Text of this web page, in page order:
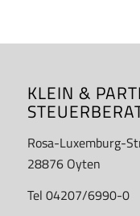
KLEIN &
Rosa-Luxemburg-
28876 Oyten
Tel 04207/6990-0